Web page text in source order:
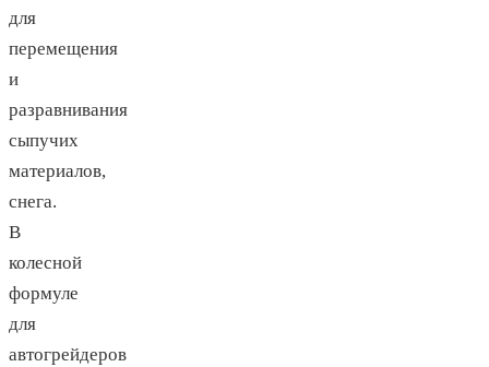
для
перемещения
и
разравнивания
сыпучих
материалов,
снега.
В
колесной
формуле
для
автогрейдеров